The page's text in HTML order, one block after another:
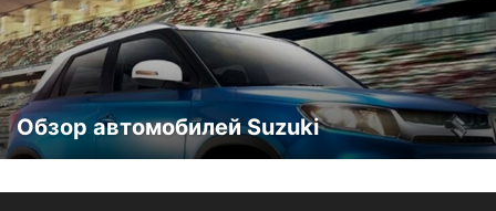
Обзор автомобилей Suzuki